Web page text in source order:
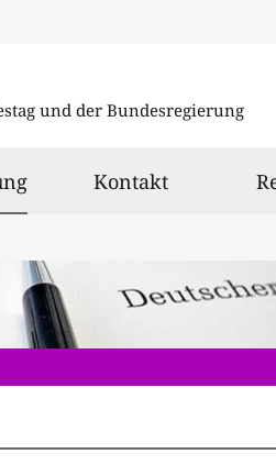
und der Bundesregierung
ausgewählt
Kontakt